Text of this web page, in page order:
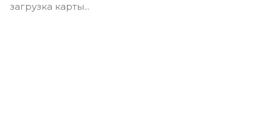
загрузка карты...